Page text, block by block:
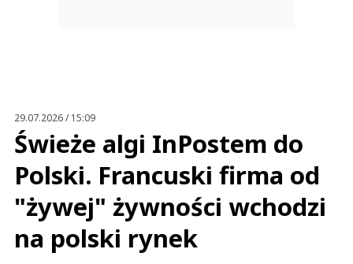
29.07.2026 / 15:09
Świeże algi InPostem do
Polski. Francuski firma od
"żywej" żywności wchodzi
na polski rynek